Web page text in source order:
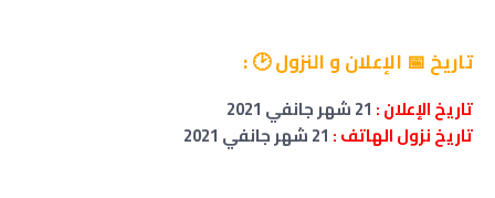
تاريخ 📅 الإعلان و النزول 🕑 :
تاريخالإعلان :
تاريخ نزول الهاتف :